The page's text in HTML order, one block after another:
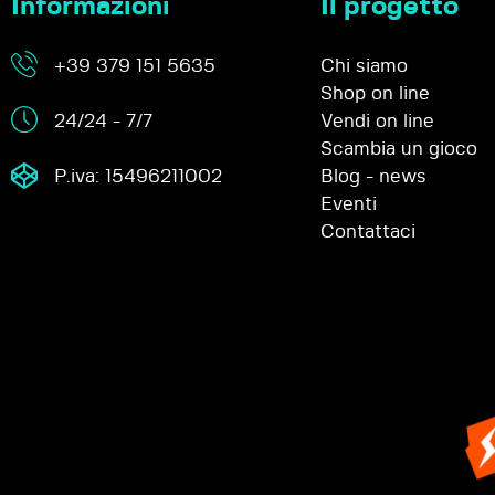
Informazioni
+39 379 151 5635
24/24 - 7/7
P.iva: 15496211002
Il progetto
Chi siamo
Shop on line
Vendi on line
Scambia un gioco
Blog - news
Eventi
Contattaci